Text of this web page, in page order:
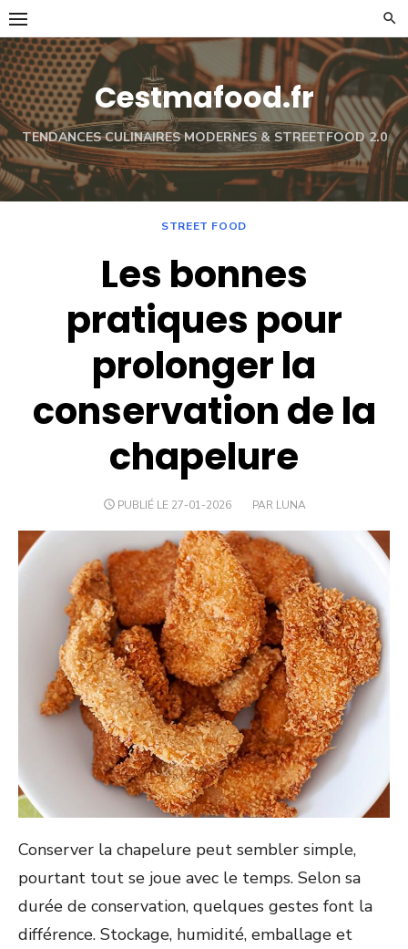
Skip
to
content
Cestmafood.fr
TENDANCES CULINAIRES MODERNES & STREETFOOD 2.0
STREET FOOD
Les bonnes
pratiques pour
prolonger la
conservation de la
chapelure
PUBLIÉ LE 27-01-2026 PAR LUNA
Conserver la chapelure peut sembler simple,
pourtant tout se joue avec le temps. Selon sa
durée de conservation, quelques gestes font la
différence. Stockage, humidité, emballage et